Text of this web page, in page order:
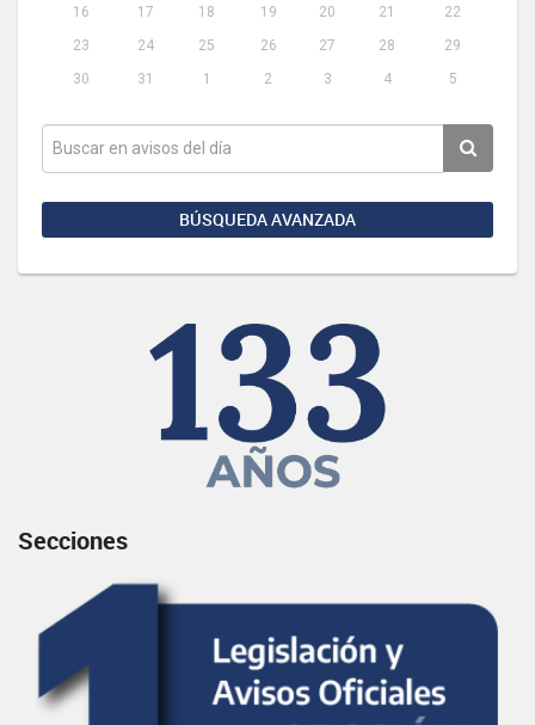
16
17 18 19 20 21
22
23
24 25 26 27 28
29
30
31 1 2 3 4 5
BÚSQUEDA AVANZADA
Secciones